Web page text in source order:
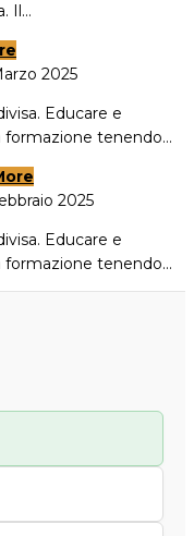
Il…
2025
Educare e
formazione tenendo…
2025
Educare e
formazione tenendo…